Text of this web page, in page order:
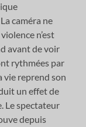
caméra ne
n’est
avant de voir
rythmées par
vie reprend son
un effet de
Le spectateur
depuis